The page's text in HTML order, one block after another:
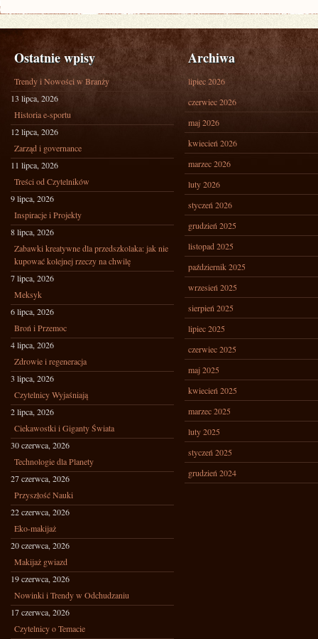
Ostatnie wpisy
Trendy i Nowości w Branży
13 lipca, 2026
Historia e-sportu
12 lipca, 2026
Zarząd i governance
11 lipca, 2026
Treści od Czytelników
9 lipca, 2026
Inspiracje i Projekty
8 lipca, 2026
Zabawki kreatywne dla przedszkolaka: jak nie
kupować kolejnej rzeczy na chwilę
7 lipca, 2026
Meksyk
6 lipca, 2026
Broń i Przemoc
4 lipca, 2026
Zdrowie i regeneracja
3 lipca, 2026
Czytelnicy Wyjaśniają
2 lipca, 2026
Ciekawostki i Giganty Świata
30 czerwca, 2026
Technologie dla Planety
27 czerwca, 2026
Przyszłość Nauki
22 czerwca, 2026
Eko-makijaż
20 czerwca, 2026
Makijaż gwiazd
19 czerwca, 2026
Nowinki i Trendy w Odchudzaniu
17 czerwca, 2026
Czytelnicy o Temacie
Archiwa
lipiec 2026
czerwiec 2026
maj 2026
kwiecień 2026
marzec 2026
luty 2026
styczeń 2026
grudzień 2025
listopad 2025
październik 2025
wrzesień 2025
sierpień 2025
lipiec 2025
czerwiec 2025
maj 2025
kwiecień 2025
marzec 2025
luty 2025
styczeń 2025
grudzień 2024